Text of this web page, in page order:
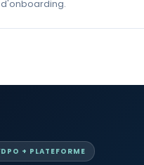
d'onboarding.
DPO + PLATEFORME